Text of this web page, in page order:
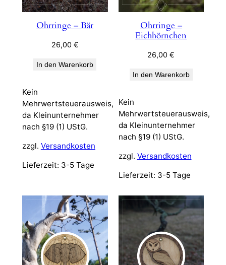
Ohrringe – Bär
26,00 €
In den Warenkorb
Kein
Mehrwertsteuerausweis,
da Kleinunternehmer
nach §19 (1) UStG.
zzgl. Versandkosten
Lieferzeit: 3-5 Tage
Ohrringe –
Eichhörnchen
26,00€
In den Warenkorb
Kein
Mehrwertsteuerausweis,
da Kleinunternehmer
nach §19 (1) UStG.
zzgl. Versandkosten
Lieferzeit: 3-5 Tage